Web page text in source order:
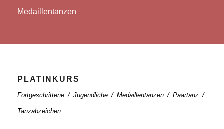
Medaillentanzen
PLATINKURS
Fortgeschrittene / Jugendliche / Medaillentanzen / Paartanz /
Tanzabzeichen